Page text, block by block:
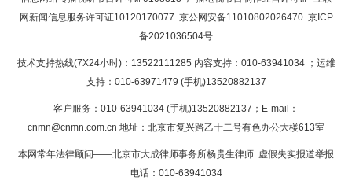
网新闻信息服务许可证10120170077 京公网安备11010802026470 京ICP
备2021036504号
技术支持热线(7X24小时)：13522111285 内容支持：010-63941034 ；运维
支持：010-63971479 (手机)13520882137
客户服务：010-63941034 (手机)13520882137；E-mail：
cnmn@cnmn.com.cn 地址：北京市复兴路乙十二号有色办公大楼613室
本网常年法律顾问——北京市大成律师事务所杨贵生律师 虚假失实报道举报
电话：010-63941034